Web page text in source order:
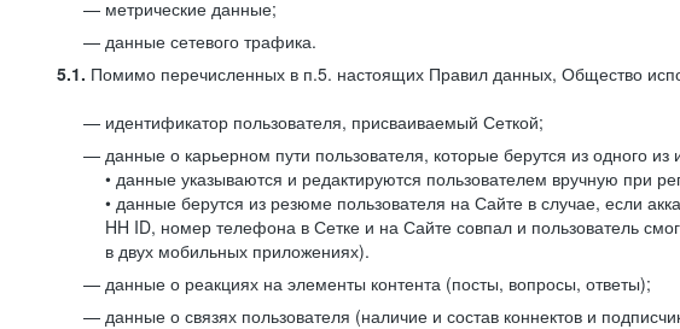
метрические данные;
данные сетевого трафика.
5.1. Помимо перечисленных в п.5. настоящих Правил данных, Общество
идентификатор пользователя, присваиваемый Сеткой;
данные о карьерном пути пользователя, которые берутся из одного из
• данные указываются и редактируются пользователем вручную при
• данные берутся из резюме пользователя на Сайте в случае, если
HH ID, номер телефона в Сетке и на Сайте совпал и пользователь
в двух мобильных приложениях).
данные о реакциях на элементы контента (посты, вопросы, ответы);
данные о связях пользователя (наличие и состав коннектов и